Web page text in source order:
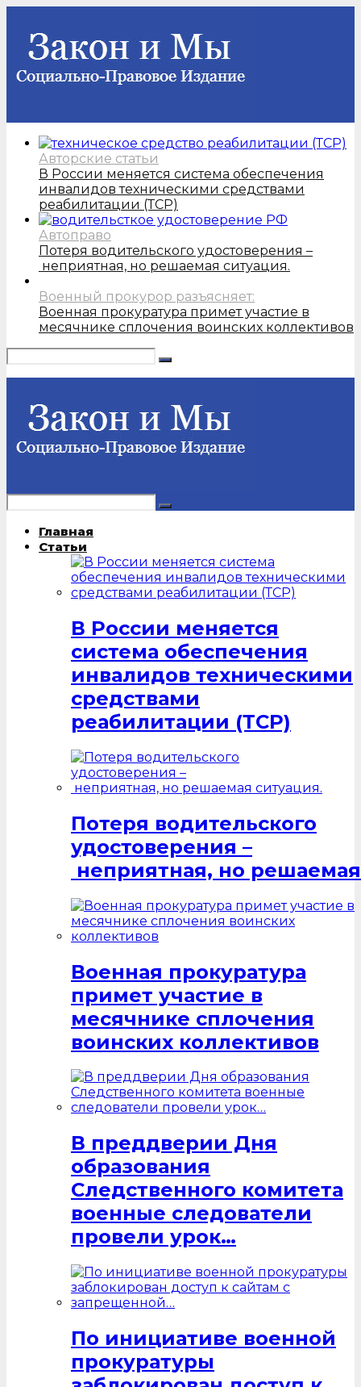
Авторские статьи
В России меняется система обеспечения
инвалидов техническими средствами
реабилитации (ТСР)
Автоправо
Потеря водительского удостоверения –
неприятная, но решаемая ситуация.
Военный прокурор разъясняет:
Военная прокуратура примет участие в
месячнике сплочения воинских коллективов
Главная
Статьи
В России меняется
система обеспечения
инвалидов техническими
средствами
реабилитации (ТСР)
Потеря водительского
удостоверения –
неприятная, но
Военная прокуратура
примет участие в
месячнике сплочения
воинских коллективов
В преддверии Дня
образования
Следственного комитета
военные следователи
провели урок…
По инициативе военной
прокуратуры